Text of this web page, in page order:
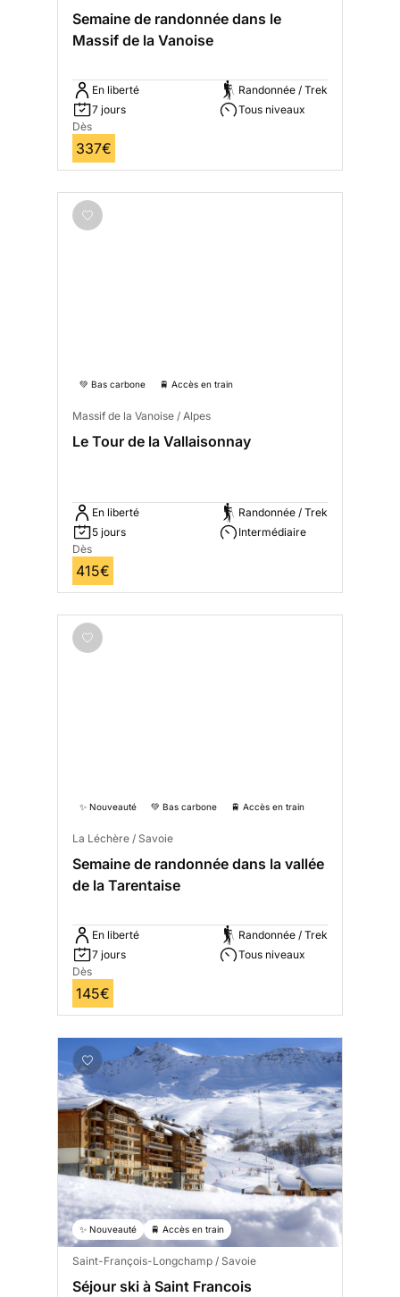
Semaine de randonnée dans le
Massif de la Vanoise
En liberté
7 jours
Randonnée / Trek
Tous niveaux
Dès
337€
💚 Bas carbone 🚆 Accès en train
Massif de la Vanoise / Alpes
Le Tour de la Vallaisonnay
En liberté
5 jours
Randonnée / Trek
Intermédiaire
Dès
415€
✨ Nouveauté 💚 Bas carbone 🚆 Accès en train
La Léchère / Savoie
Semaine de randonnée dans la vallée
de la Tarentaise
En liberté
7 jours
Randonnée / Trek
Tous niveaux
Dès
145€
✨ Nouveauté 🚆 Accès en train
Saint-François-Longchamp / Savoie
Séjour ski à Saint Francois